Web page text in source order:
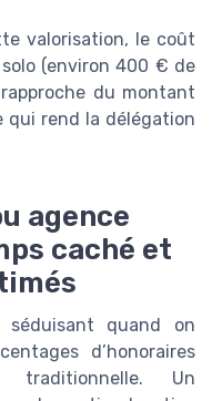
valorisation, le coût
(environ 400 € de
du montant
qui rend la délégation
agence
caché et
quand on
d’honoraires
traditionnelle. Un